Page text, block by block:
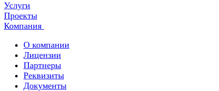
Услуги
Проекты
Компания
О компании
Лицензии
Партнеры
Реквизиты
Документы